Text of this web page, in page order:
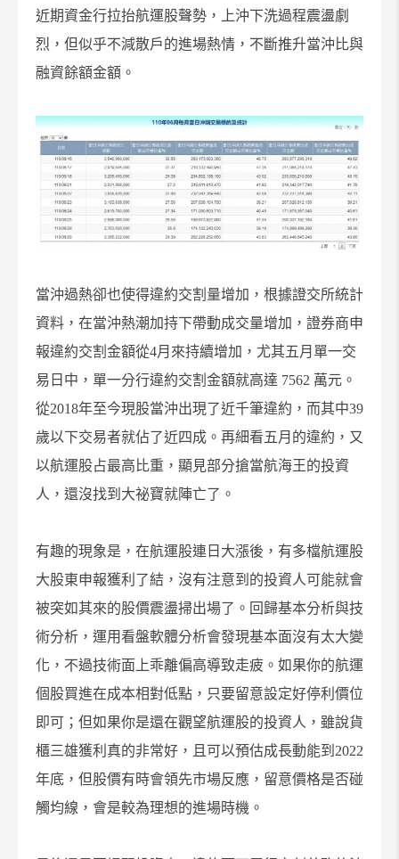
近期資金行拉抬航運股聲勢，上沖下洗過程震盪劇
烈，但似乎不減散戶的進場熱情，不斷推升當沖比與
融資餘額金額。
當沖過熱卻也使得違約交割量增加，根據證交所統計
資料，在當沖熱潮加持下帶動成交量增加，證券商申
報違約交割金額從4月來持續增加，尤其五月單一交
易日中，單一分行違約交割金額就高達 7562 萬元。
從2018年至今現股當沖出現了近千筆違約，而其中39
歲以下交易者就佔了近四成。再細看五月的違約，又
以航運股占最高比重，顯見部分搶當航海王的投資
人，還沒找到大祕寶就陣亡了。
有趣的現象是，在航運股連日大漲後，有多檔航運股
大股東申報獲利了結，沒有注意到的投資人可能就會
被突如其來的股價震盪掃出場了。回歸基本分析與技
術分析，運用看盤軟體分析會發現基本面沒有太大變
化，不過技術面上乖離偏高導致走疲。如果你的航運
個股買進在成本相對低點，只要留意設定好停利價位
即可；但如果你是還在觀望航運股的投資人，雖說貨
櫃三雄獲利真的非常好，且可以預估成長動能到2022
年底，但股價有時會領先市場反應，留意價格是否碰
觸均線，會是較為理想的進場時機。